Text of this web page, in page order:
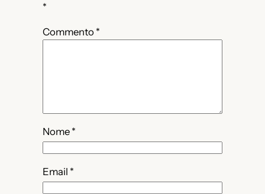
*
Commento *
Nome *
Email *